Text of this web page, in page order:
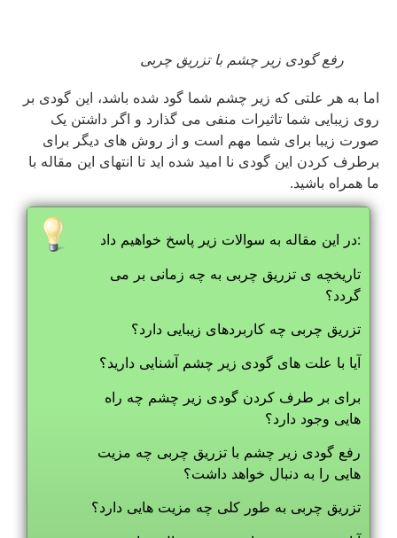
رفع گودی زیر چشم با تزریق چربی
اما به هر علتی که زیر چشم شما گود شده باشد، این گودی بر
روی زیبایی شما تاثیرات منفی می گذارد و اگر داشتن یک
صورت زیبا برای شما مهم است و از روش های دیگر برای
برطرف کردن این گودی نا امید شده اید تا انتهای این مقاله با
ما همراه باشید.
تاریخچه ی تزریق چربی به چه زمانی بر می
گردد؟
تزریق چربی چه کاربردهای زیبایی دارد؟
آیا با علت های گودی زیر چشم آشنایی دارید؟
برای بر طرف کردن گودی زیر چشم چه راه
هایی وجود دارد؟
رفع گودی زیر چشم با تزریق چربی چه مزیت
هایی را به دنبال خواهد داشت؟
تزریق چربی به طور کلی چه مزیت هایی دارد؟